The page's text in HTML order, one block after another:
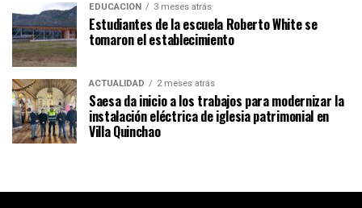
EDUCACIÓN 3 meses atrás
Estudiantes de la escuela Roberto White se
tomaron el establecimiento
ACTUALIDAD 2 meses atrás
Saesa da inicio a los trabajos para modernizar la
instalación eléctrica de iglesia patrimonial en
Villa Quinchao